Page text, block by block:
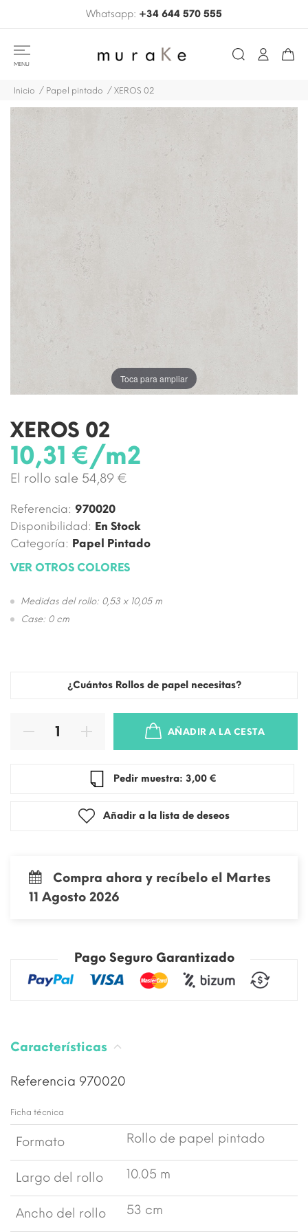
Whatsapp: +34 644 570 555
MENU
Inicio Papel pintado XEROS 02
Toca para ampliar
XEROS 02
10,31 €/m2
El rollo sale 54,89 €
Referencia: 970020
Disponibilidad: En Stock
Categoría: Papel Pintado
VER OTROS COLORES
Medidas del rollo: 0,53 x 10,05 m
Case: 0 cm
¿Cuántos Rollos de papel necesitas?
AÑADIR A LA CESTA
Pedir muestra: 3,00 €
Añadir a la lista de deseos
Compra ahora y recíbelo el Martes
11 Agosto 2026
Pago Seguro Garantizado
Características
Referencia 970020
Ficha técnica
Formato Rollo de papel pintado
Largo del rollo 10.05 m
Ancho del rollo 53 cm